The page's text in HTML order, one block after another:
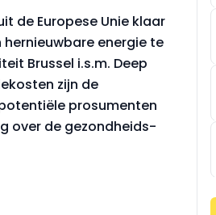
de Europese Unie klaar
energie te
Brussel i.s.m. Deep
zijn de
prosumenten
over de gezondheids-